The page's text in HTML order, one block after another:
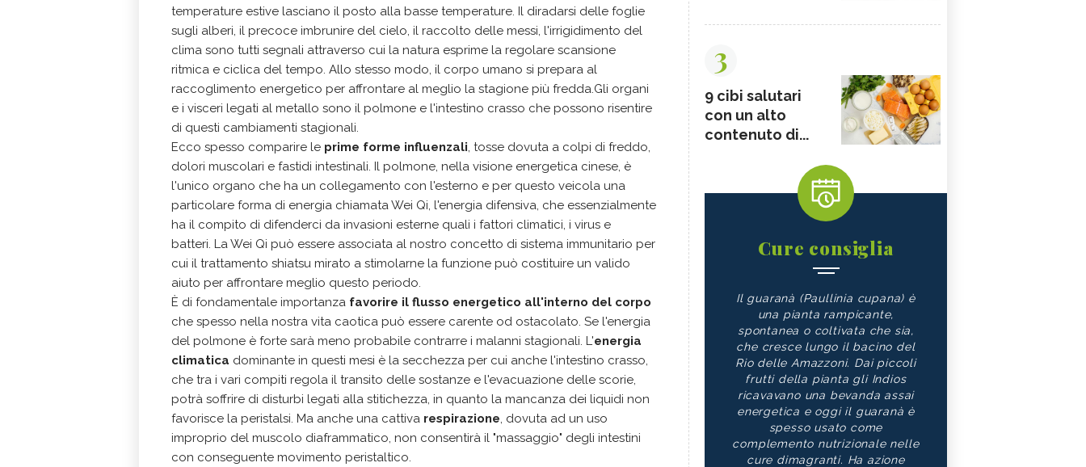
temperature estive lasciano il posto alla basse temperature. Il diradarsi delle foglie
sugli alberi, il precoce imbrunire del cielo, il raccolto delle messi, l'irrigidimento del
clima sono tutti segnali attraverso cui la natura esprime la regolare scansione
ritmica e ciclica del tempo. Allo stesso modo, il corpo umano si prepara al
raccoglimento energetico per affrontare al meglio la stagione più fredda.Gli organi
e i visceri legati al metallo sono il polmone e l'intestino crasso che possono risentire
di questi cambiamenti stagionali.
Ecco spesso comparire le prime forme influenzali, tosse dovuta a colpi di freddo,
dolori muscolari e fastidi intestinali. Il polmone, nella visione energetica cinese, è
l'unico organo che ha un collegamento con l'esterno e per questo veicola una
particolare forma di energia chiamata Wei Qi, l'energia difensiva, che essenzialmente
ha il compito di difenderci da invasioni esterne quali i fattori climatici, i virus e
batteri. La Wei Qi può essere associata al nostro concetto di sistema immunitario per
cui il trattamento shiatsu mirato a stimolarne la funzione può costituire un valido
aiuto per affrontare meglio questo periodo.
È di fondamentale importanza favorire il flusso energetico all'interno del corpo
che spesso nella nostra vita caotica può essere carente od ostacolato. Se l'energia
del polmone è forte sarà meno probabile contrarre i malanni stagionali. L'energia
climatica dominante in questi mesi è la secchezza per cui anche l'intestino crasso,
che tra i vari compiti regola il transito delle sostanze e l'evacuazione delle scorie,
potrà soffrire di disturbi legati alla stitichezza, in quanto la mancanza dei liquidi non
favorisce la peristalsi. Ma anche una cattiva respirazione, dovuta ad un uso
improprio del muscolo diaframmatico, non consentirà il "massaggio" degli intestini
con conseguente movimento peristaltico.
3
9 cibi salutari
con un alto
contenuto di...
Cure consiglia
Il guaranà (Paullinia cupana) è
una pianta rampicante,
spontanea o coltivata che sia,
che cresce lungo il bacino del
Rio delle Amazzoni. Dai piccoli
frutti della pianta gli Indios
ricavavano una bevanda assai
energetica e oggi il guaranà è
spesso usato come
complemento nutrizionale nelle
cure dimagranti. Ha azione